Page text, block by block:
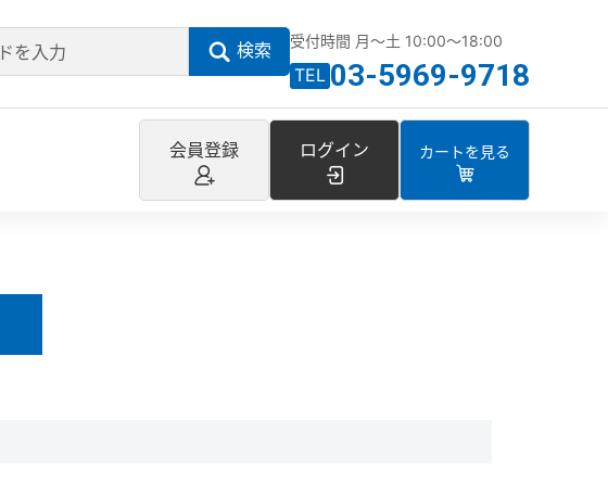
検索 受付時間 月～土 10:00～18:00
TEL 03-5969-9718
会員登録 ログイン カートを見る